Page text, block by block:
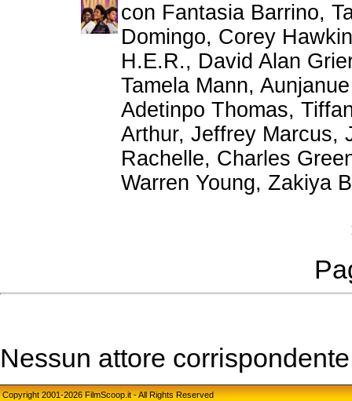
con Fantasia Barrino,
Domingo, Corey
H.E.R., David Alan
Tamela Mann,
Adetinpo Thomas,
Arthur, Jeffrey Marcus,
Rachelle, Charles
Warren Young, Zakiya
Nessun attore
Copyright 2001-2026 FilmScoop.it - All Rights Reserved